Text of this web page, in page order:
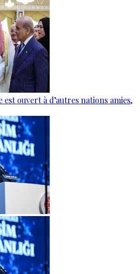
est ouvert à d’autres nations amies,